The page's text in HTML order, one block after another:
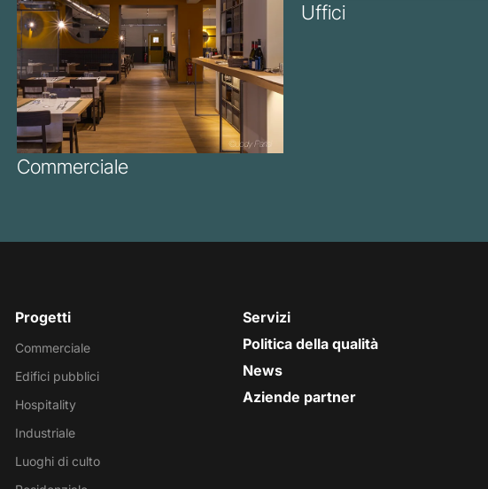
Commerciale
Uffici
Progetti
Commerciale
Edifici pubblici
Hospitality
Industriale
Luoghi di culto
Servizi
Politica della qualità
News
Aziende partner